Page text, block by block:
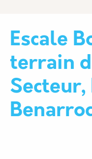
Escale
terrain
Secteur,